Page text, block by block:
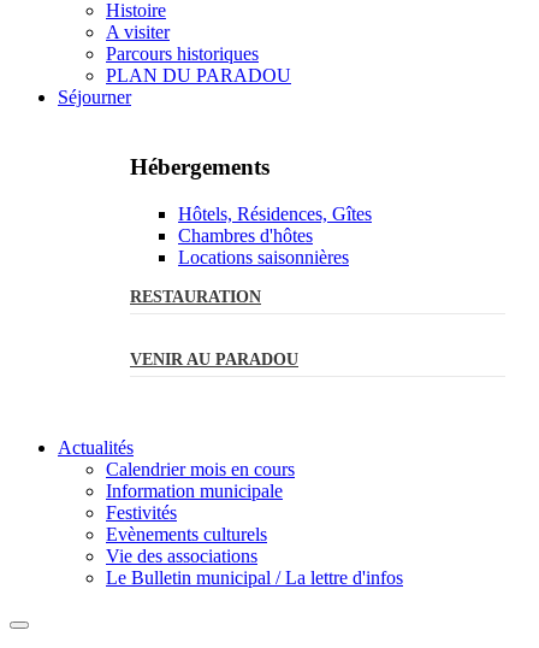
Histoire
A visiter
Parcours historiques
PLAN DU PARADOU
Séjourner
Hébergements
Hôtels, Résidences, Gîtes
Chambres d'hôtes
Locations saisonnières
RESTAURATION
VENIR AU PARADOU
Actualités
Calendrier mois en cours
Information municipale
Festivités
Evènements culturels
Vie des associations
Le Bulletin municipal / La lettre d'infos